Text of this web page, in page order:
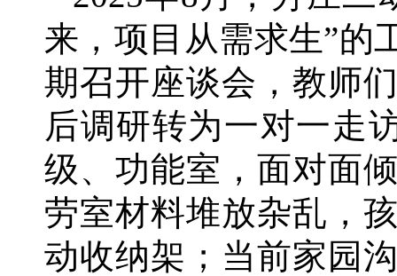
来，项目从需求生”的
期召开座谈会，教师
后调研转为一对一走
级、功能室，面对面
劳室材料堆放杂乱，
动收纳架；当前家园